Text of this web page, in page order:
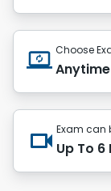
Choose
Anytime
Exam can
Up To